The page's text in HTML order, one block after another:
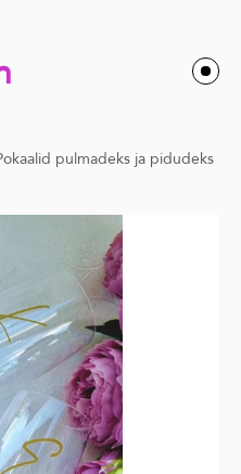
pulmadeks ja pidudeks